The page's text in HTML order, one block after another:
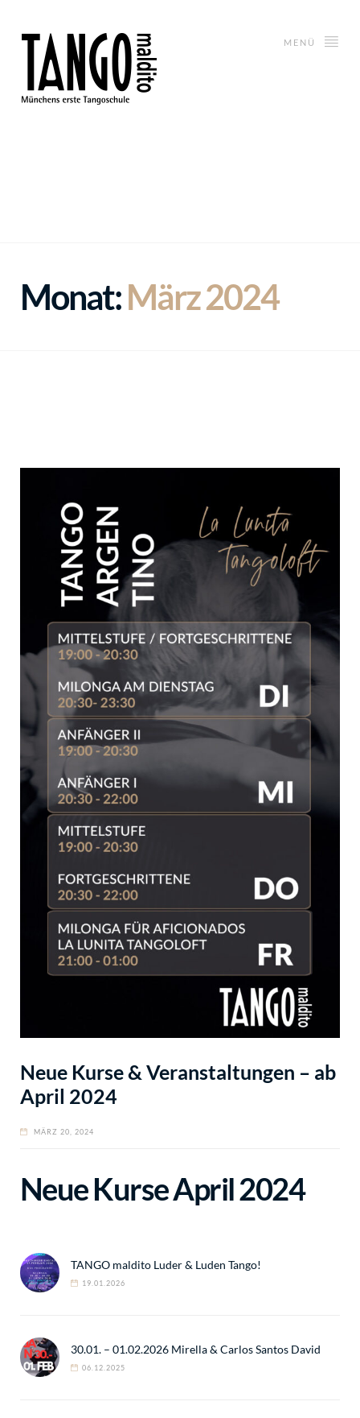
MENÜ
Monat:März 2024
Neue Kurse & Veranstaltungen – ab
April 2024
MÄRZ 20, 2024
Neue Kurse April 2024
TANGO maldito Luder & Luden Tango!
19.01.2026
30.01. – 01.02.2026 Mirella & Carlos Santos David
06.12.2025